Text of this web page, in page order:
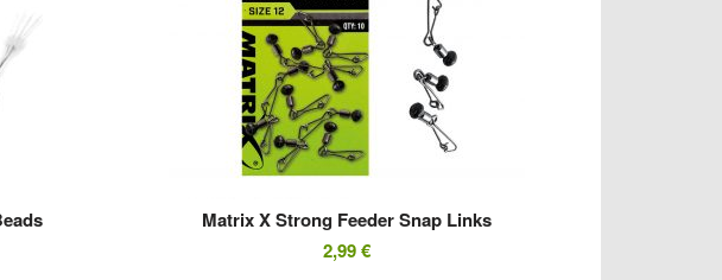
Matrix X Strong Feeder Snap Links
2,99€